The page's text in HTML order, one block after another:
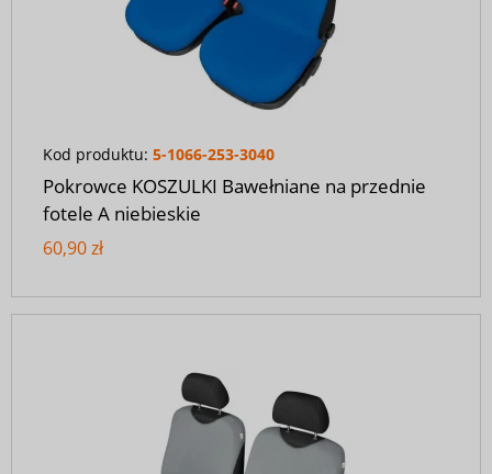
Kod produktu: 5-1066-253-3040
Pokrowce KOSZULKI Bawełniane na przednie
fotele A niebieskie
60,90 zł